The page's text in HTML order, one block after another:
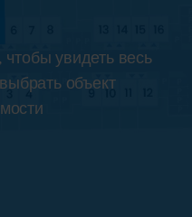
увидеть весь
объект